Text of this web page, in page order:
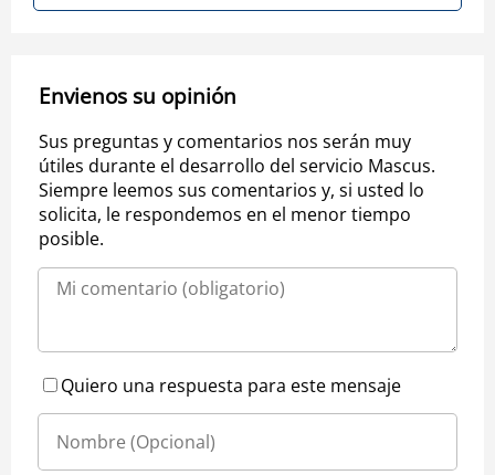
Envienos su opinión
Sus preguntas y comentarios nos serán muy
útiles durante el desarrollo del servicio Mascus.
Siempre leemos sus comentarios y, si usted lo
solicita, le respondemos en el menor tiempo
posible.
Quiero una respuesta para este mensaje